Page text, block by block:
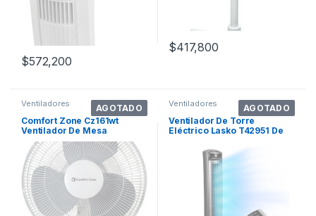
$572,200
$417,800
AGOTADO
Ventiladores
Comfort Zone Cz161wt
Ventilador De Mesa
Oscilante De 3 Velo
AGOTADO
Ventiladores
Ventilador De Torre
Eléctrico Lasko T42951 De